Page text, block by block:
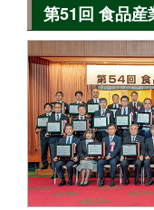
第51回 食品産